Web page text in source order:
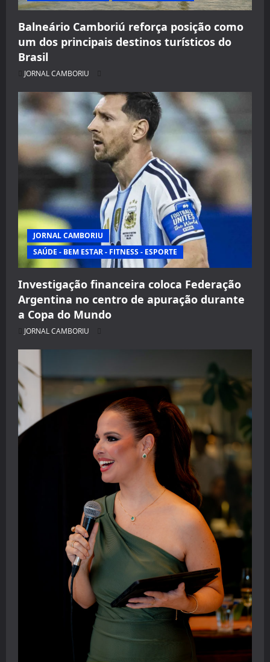
Balneário Camboriú reforça posição como
um dos principais destinos turísticos do
Brasil
JORNAL CAMBORIU
JORNAL CAMBORIU
SAÚDE - BEM ESTAR - FITNESS - ESPORTE
Investigação financeira coloca Federação
Argentina no centro de apuração durante
a Copa do Mundo
JORNAL CAMBORIU